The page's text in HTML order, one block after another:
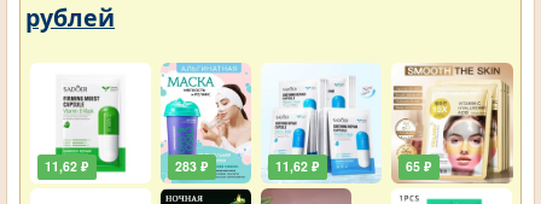
рублей
11,62 ₽ 283 ₽ 11,62 ₽ 65 ₽